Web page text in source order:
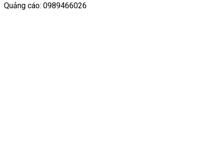
Quảng cáo: 0989466026